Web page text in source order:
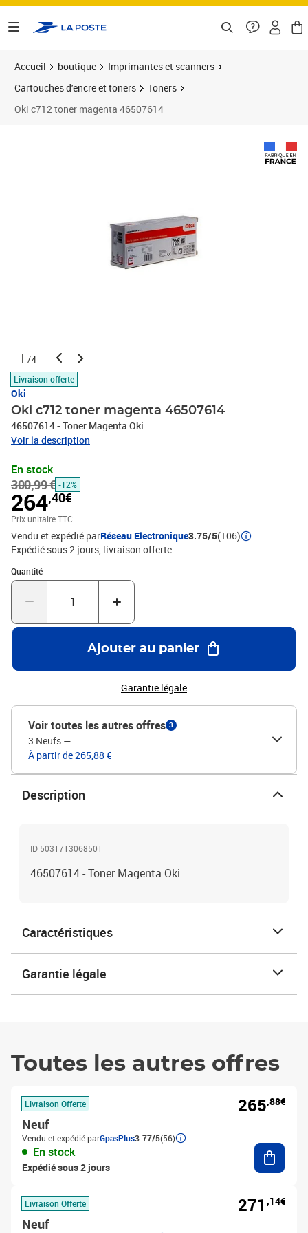
Accueil boutique
Imprimantes et scanners
Cartouches d'encre et toners
Toners
Oki c712 toner magenta 46507614
1 /4
Livraison offerte
Oki
Oki c712 toner magenta 46507614
46507614 - Toner Magenta Oki
Voir la description
En stock
300,99 € -12%
264,40€
Prix unitaire TTC
Vendu et expédié parRéseau Electronique3.75/5(106)
Expédié sous 2 jours livraison offerte
Quantité
Quantité : 1
Ajouter au panier
Garantie légale
Voir toutes les autres offres 3
3 Neufs —
À partir de 265,88 €
Description
ID 5031713068501
46507614 - Toner Magenta Oki
Caractéristiques
Garantie légale
Toutes les autres offres
Livraison Offerte
Neuf
Vendu et expédié parGpasPlus3.77/5(56)
En stock
Expédié sous 2 jours
265,88€
Livraison Offerte
Neuf
271 ,14€